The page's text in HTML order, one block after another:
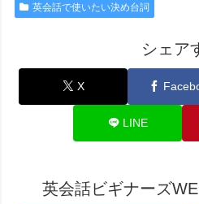
英会話で使いたい決め台詞
シェア
X
LINE
英会話ビギナーズ